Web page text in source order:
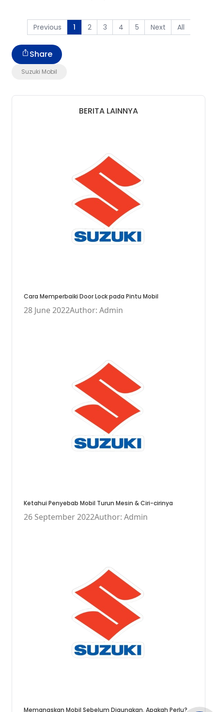
Previous 1 2 3 4 5 Next All
Suzuki Mobil
Share
BERITA LAINNYA
Cara Memperbaiki Door Lock pada Pintu Mobil
28 June 2022Author: Admin
Ketahui Penyebab Mobil Turun Mesin & Ciri-cirinya
26 September 2022Author: Admin
Memanaskan Mobil Sebelum Digunakan, Apakah Perlu?